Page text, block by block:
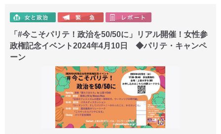
「#今こそパリテ！政治を50/50に」リアル開催！女性参
政権記念イベント2024年4月10日 ◆パリテ・キャンペ
ーン